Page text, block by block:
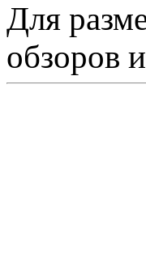
Для
обзоров